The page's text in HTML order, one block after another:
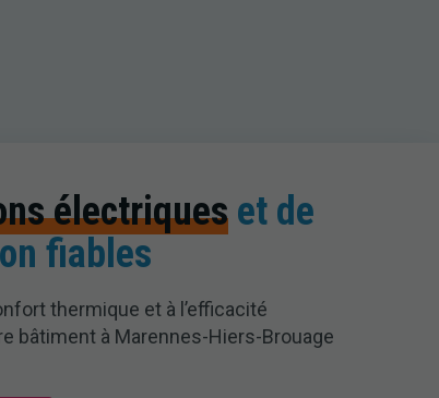
électriques et de
fiables
thermique et à l’efficacité
bâtiment à Marennes-Hiers-Brouage